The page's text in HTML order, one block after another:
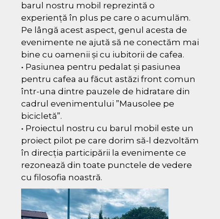
barul nostru mobil reprezintă o
experiență în plus pe care o acumulăm.
Pe lângă acest aspect, genul acesta de
evenimente ne ajută să ne conectăm mai
bine cu oamenii și cu iubitorii de cafea.
• Pasiunea pentru pedalat și pasiunea
pentru cafea au făcut astăzi front comun
într-una dintre pauzele de hidratare din
cadrul evenimentului ”Mausolee pe
bicicletă”.
• Proiectul nostru cu barul mobil este un
proiect pilot pe care dorim să-l dezvoltăm
în direcția participării la evenimente ce
rezonează din toate punctele de vedere
cu filosofia noastră.